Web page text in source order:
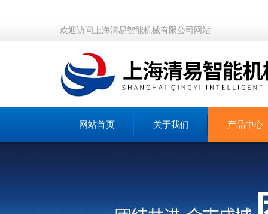
欢迎访问上海清易智能机械有限公司网站
网站首页 关于我们 产品中心